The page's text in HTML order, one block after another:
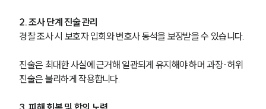
업무사례
주요 업무사례
사례분석/최신동향
법률정보
2. 조사 단계 진술 관리
경찰 조사 시 보호자 입회와 변호사 동석을 보장받을 수 있습니다.
진술은 최대한 사실에 근거해 일관되게 유지해야 하며 과장·허위
진술은 불리하게 작용합니다.